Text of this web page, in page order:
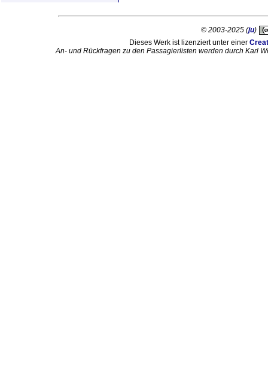
© 2003-2025 (ju)
Dieses Werk ist lizenziert unter einer
An- und Rückfragen zu den Passagierlisten werden durch Karl